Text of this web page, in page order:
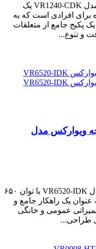
کیت دریل شارژی ۴۰ پارچه ویوارکس مدل VR1240‑CDK یک
افرادی است که به
یک پکیج جامع از متعلقات
و تنوع...
برقی 650 وات 20 پارچه ویوارکس مدل
کیت دریل برقی ویوارکس (Vivarex) مدل VR6520-IDK با توان ۶۵۰
به عنوان یک راهکار جامع و
عمومی و خانگی
طراحی...